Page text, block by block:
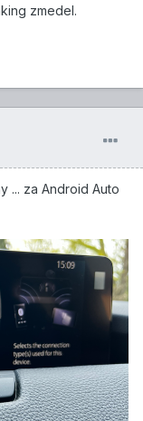
zmedel.
... za Android Auto